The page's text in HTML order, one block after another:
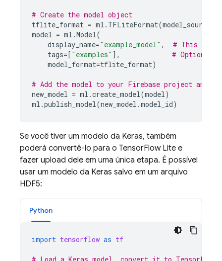
# Create the model object
tflite_format = ml . TFLiteFormat(model_source
model = ml .Model(
display_name="example_model" ,
# This is
tags=[ "examples" ],
# Optional
model_format=tflite_format)
# Add the model to your Firebase project and
new_model = ml .create_model(model)
ml .publish_model(new_model .model_id)
Se você tiver um modelo da Keras, também
poderá convertê-lo para o TensorFlow Lite e
fazer upload dele em uma única etapa. É possível
usar um modelo da Keras salvo em um arquivo
HDF5:
Python
import tensorflow as tf